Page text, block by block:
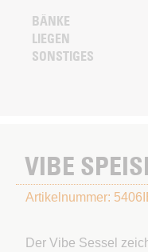
BÄNKE
LIEGEN
SONSTIGES
VIBE
Artikelnummer:
Der Vibe Sessel